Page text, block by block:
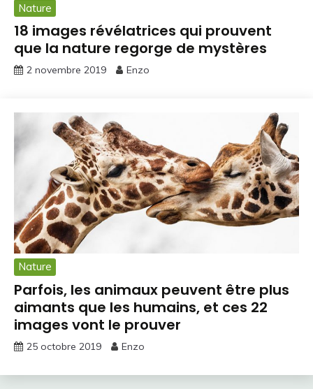
Nature
18 images révélatrices qui prouvent
que la nature regorge de mystères
2 novembre 2019 Enzo
Nature
Parfois, les animaux peuvent être plus
aimants que les humains, et ces 22
images vont le prouver
25 octobre 2019 Enzo